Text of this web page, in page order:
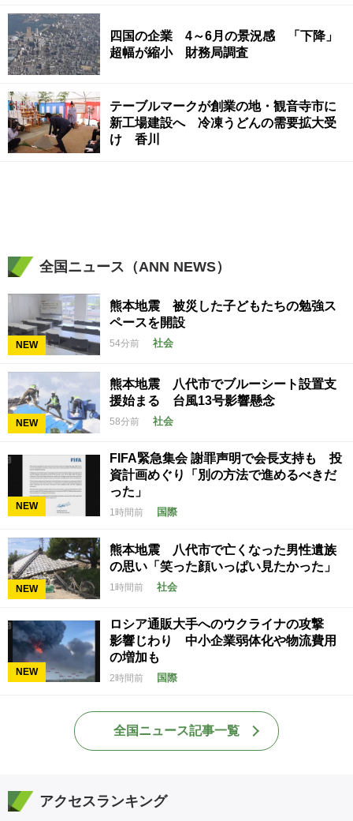
四国の企業 4～6月の景況感 「下降」
超幅が縮小 財務局調査
テーブルマークが創業の地・観音寺市に
新工場建設へ 冷凍うどんの需要拡大受
け 香川
全国ニュース（ANN NEWS）
NEW
熊本地震 被災した子どもたちの勉強ス
ペースを開設
54分前 社会
NEW
熊本地震 八代市でブルーシート設置支
援始まる 台風13号影響懸念
58分前 社会
NEW
FIFA緊急集会 謝罪声明で会長支持も 投
資計画めぐり「別の方法で進めるべきだ
った」
1時間前 国際
NEW
熊本地震 八代市で亡くなった男性遺族
の思い「笑った顔いっぱい見たかった」
1時間前 社会
NEW
ロシア通販大手へのウクライナの攻撃
影響じわり 中小企業弱体化や物流費用
の増加も
2時間前 国際
全国ニュース記事一覧
アクセスランキング